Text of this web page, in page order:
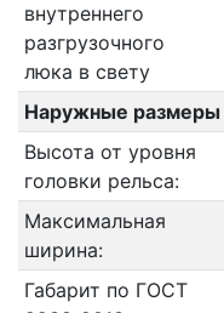
внутреннего
разгрузочного
люка в свету
Наружные размеры
Высота от уровня
головки рельса:
Максимальная
ширина:
Габарит по ГОСТ